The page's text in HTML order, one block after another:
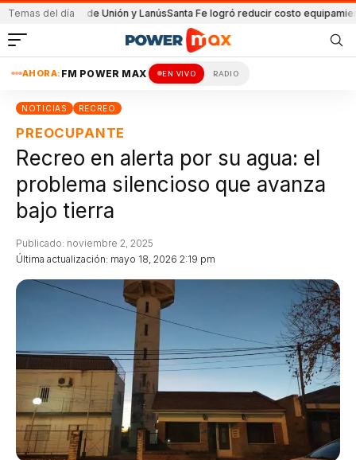
Temas del día
de Unión y LanúsSanta Fe logró reducir costo equipamiento
AHORA: FM POWER MAX EN VIVO RADIO
NOTICIAS RECREO
PREOCUPANTE
Recreo en alerta por su agua: el
problema silencioso que avanza
bajo tierra
Última actualización: mayo 18, 2026 2:19 pm
Publicado: noviembre 2, 2025